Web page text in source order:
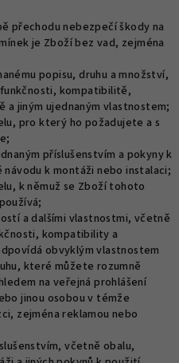
přechodu nebezpečí škody na
je Zboží bez vad, zejména
popisu, druhu a množství,
kompatibilitě,
jiným ujednaným vlastnostem;
pro který ho požadujete a s
příslušenstvím a pokyny k
k montáži nebo instalaci;
k němuž se Zboží tohoto
a dalšími vlastnostmi, včetně
kompatibility a
obvyklým vlastnostem
které můžete rozumně
na veřejná prohlášení
jinou osobou v témže
zejména reklamou nebo
včetně obalu,